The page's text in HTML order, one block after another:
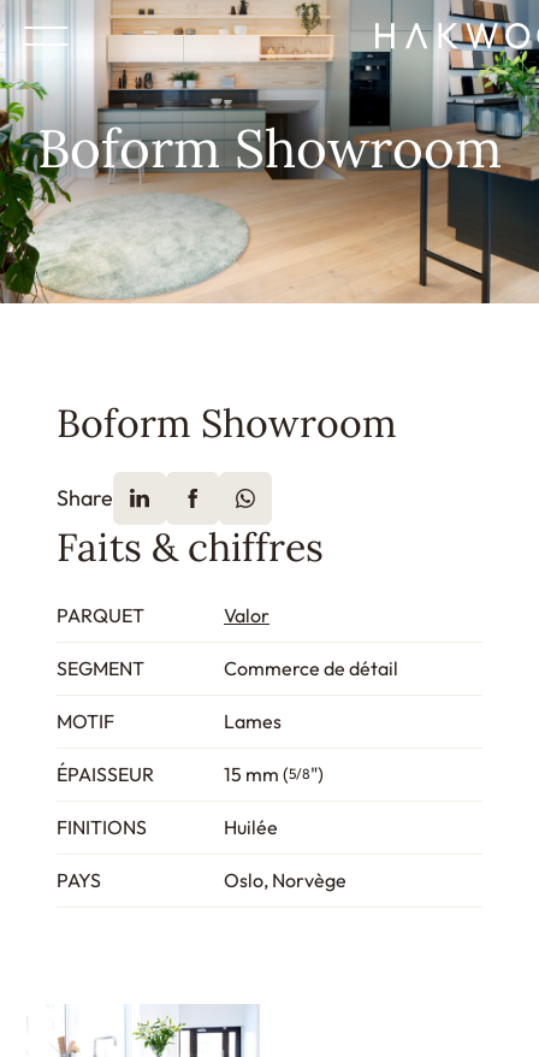
Boform Showroom
Boform Showroom
Share
Faits & chiffres
PARQUET Valor
SEGMENT Commerce de détail
MOTIF Lames
ÉPAISSEUR 15 mm (5/8")
FINITIONS Huilée
PAYS Oslo, Norvège